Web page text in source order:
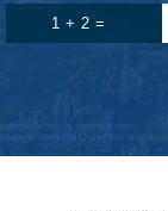
1 + 2 =